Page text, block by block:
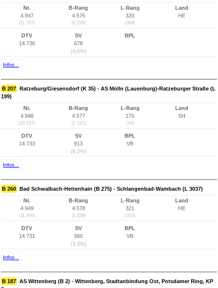
Nr.
4.947
(11.757)
B-Rang
4.576
(2.226)
L-Rang
320
(309)
Land
HE
DTV
14.736
SV
678
(4,6%)
BPL
Infos...
B 207 Ratzeburg/Giesensdorf (K 35) - AS Mölln (Lauenburg)-Ratzeburger Straße (L
199)
Nr.
4.948
(10.037)
B-Rang
4.577
(2.227)
L-Rang
175
(74)
Land
SH
DTV
14.733
SV
913
(6,2%)
BPL
VB
Infos...
B 260 Bad Schwalbach-Hettenhain (B 275) - Schlangenbad-Wambach (L 3037)
Nr.
4.949
(11.406)
B-Rang
4.578
(2.228)
L-Rang
321
(310)
Land
HE
DTV
14.731
SV
560
(3,8%)
BPL
VB
Infos...
B 187 AS Wittenberg (B 2) - Wittenberg, Stadtanbindung Ost, Potsdamer Ring, KP